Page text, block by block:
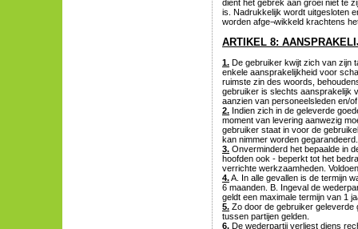
dient het gebrek aan groei niet te
is. Nadrukkelijk wordt uitgesloten
worden afge¬wikkeld krachtens
ARTIKEL 8:
1. De gebruiker kwijt zich van zijn
enkele aansprakelijkheid voor
ruimste zin des woords,
gebruiker is slechts aansprakelijk
aanzien van personeelsleden en/
2. Indien zich in de geleverde
moment van levering aanwezig
gebruiker staat in voor de
kan nimmer worden gegarandeerd.
3. Onverminderd het bepaalde in
hoofden ook - beperkt tot het
verrichte werkzaamheden.
4.A. In alle gevallen is de termijn
6 maanden. B. Ingeval de
geldt een maximale termijn van 1
5. Zo door de gebruiker geleverde
tussen partijen gelden.
6. De wederpartij verliest diens